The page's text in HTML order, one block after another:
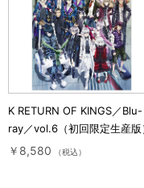
K RETURN OF KINGS／Blu-
ray／vol.6（初回限定生産版
￥8,580 （税込）